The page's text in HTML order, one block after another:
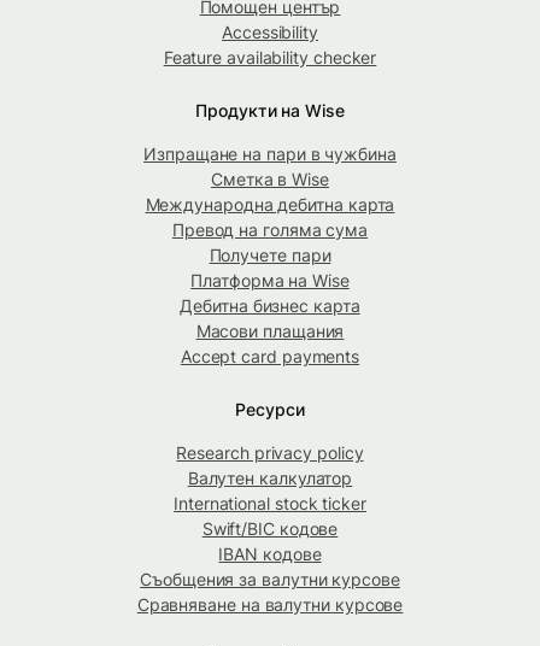
Помощен център
Accessibility
Feature availability checker
Продукти на Wise
Изпращане на пари в чужбина
Сметка в Wise
Международна дебитна карта
Превод на голяма сума
Получете пари
Платформа на Wise
Дебитна бизнес карта
Масови плащания
Accept card payments
Ресурси
Research privacy policy
Валутен калкулатор
International stock ticker
Swift/BIC кодове
IBAN кодове
Съобщения за валутни курсове
Сравняване на валутни курсове